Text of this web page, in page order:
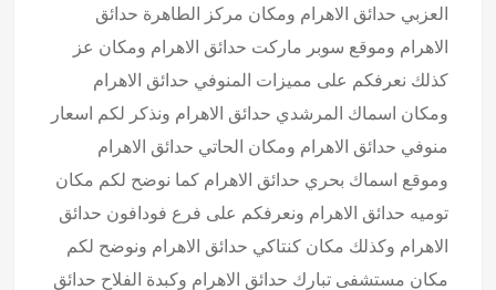
العزبي حدائق الاهرام ومكان مركز الطاهرة حدائق
الاهرام وموقع سوبر ماركت حدائق الاهرام ومكان عز
كذلك نعرفكم على مميزات المنوفي حدائق الاهرام
ومكان اسماك المرشدي حدائق الاهرام ونذكر لكم اسعار
منوفي حدائق الاهرام ومكان الحاتي حدائق الاهرام
وموقع اسماك بحري حدائق الاهرام كما نوضح لكم مكان
توميه حدائق الاهرام ونعرفكم على فرع فودافون حدائق
الاهرام وكذلك مكان كنتاكي حدائق الاهرام ونوضح لكم
مكان مستشفى تبارك حدائق الاهرام وكبدة الفلاح حدائق